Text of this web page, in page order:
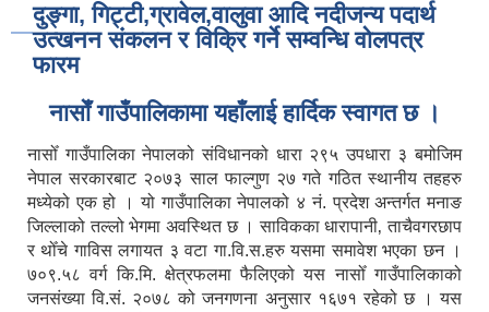
दुङ्गा, गिट्टी,ग्रावेल,वालुवा आदि नदीजन्य पदार्थ
उत्खनन संकलन र विक्रि गर्ने सम्वन्धि वोलपत्र
फारम
नासाेँ गाउँपालिकामा यहाँलाई हार्दिक स्वागत छ ।
नासोँ गाउँपालिका नेपालको संविधानको धारा २९५ उपधारा ३ बमोजिम
नेपाल सरकारबाट २०७३ साल फाल्गुण २७ गते गठित स्थानीय तहहरु
मध्येको एक हो । यो गाउँपालिका नेपालको ४ नं. प्रदेश अन्तर्गत मनाङ
जिल्लाको तल्लो भेगमा अवस्थित छ । साविकका धारापानी‚ ताचैवगरछाप
र थोँचे गाविस लगायत ३ वटा गा.वि.स.हरु यसमा समावेश भएका छन ।
७०९.५८ वर्ग कि.मि. क्षेत्रफलमा फैलिएको यस नासोँ गाउँपालिकाको
जनसंख्या वि.सं. २०७८ को जनगणना अनुसार १६७१ रहेको छ । यस